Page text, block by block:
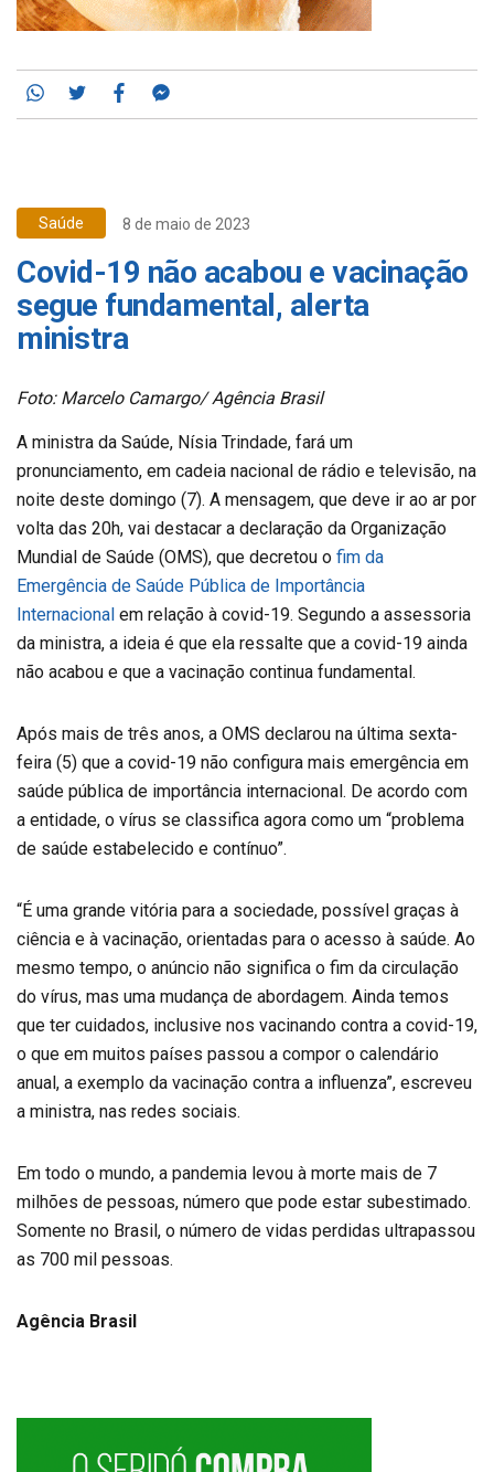
Whatsapp
TwitterFacebook
Saúde 8 de maio de 2023
Covid-19 não acabou e vacinação
segue fundamental, alerta
ministra
Foto: Marcelo Camargo/ Agência Brasil
A ministra da Saúde, Nísia Trindade, fará um
pronunciamento, em cadeia nacional de rádio e televisão, na
noite deste domingo (7). A mensagem, que deve ir ao ar por
volta das 20h, vai destacar a declaração da Organização
Mundial de Saúde (OMS), que decretou o fim da
Emergência de Saúde Pública de Importância
Internacional em relação à covid-19. Segundo a assessoria
da ministra, a ideia é que ela ressalte que a covid-19 ainda
não acabou e que a vacinação continua fundamental.
Após mais de três anos, a OMS declarou na última sexta-
feira (5) que a covid-19 não configura mais emergência em
saúde pública de importância internacional. De acordo com
a entidade, o vírus se classifica agora como um “problema
de saúde estabelecido e contínuo”.
“É uma grande vitória para a sociedade, possível graças à
ciência e à vacinação, orientadas para o acesso à saúde. Ao
mesmo tempo, o anúncio não significa o fim da circulação
do vírus, mas uma mudança de abordagem. Ainda temos
que ter cuidados, inclusive nos vacinando contra a covid-19,
o que em muitos países passou a compor o calendário
anual, a exemplo da vacinação contra a influenza”, escreveu
a ministra, nas redes sociais.
Em todo o mundo, a pandemia levou à morte mais de 7
milhões de pessoas, número que pode estar subestimado.
Somente no Brasil, o número de vidas perdidas ultrapassou
as 700 mil pessoas.
Agência Brasil